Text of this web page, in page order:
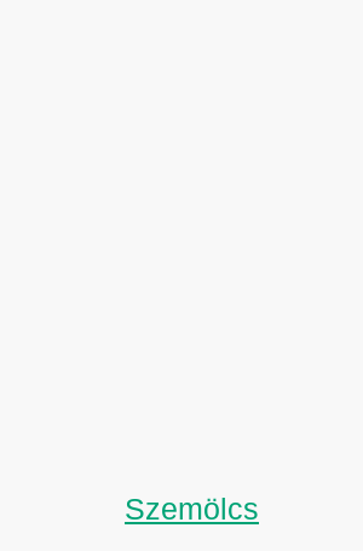
Szemölcs